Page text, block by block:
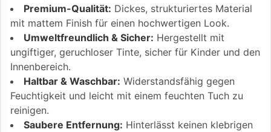
Premium-Qualität: Dickes, strukturiertes Material
mit mattem Finish für einen hochwertigen Look.
Umweltfreundlich & Sicher: Hergestellt mit
ungiftiger, geruchloser Tinte, sicher für Kinder und den
Innenbereich.
Haltbar & Waschbar: Widerstandsfähig gegen
Feuchtigkeit und leicht mit einem feuchten Tuch zu
reinigen.
Saubere Entfernung: Hinterlässt keinen klebrigen